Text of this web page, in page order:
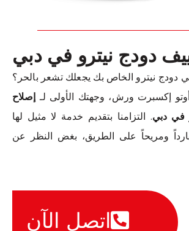
دودج نيترو في دبي
دودج نيترو الخاص بك يجعلك تشعر بالحر؟
إكسبرت ورش، وجهتك الأولى لـ إصلاح
في دبي. التزامنا بتقديم خدمة لا مثيل لها
ومريحاً على الطريق، بغض النظر عن
اتصل الآن